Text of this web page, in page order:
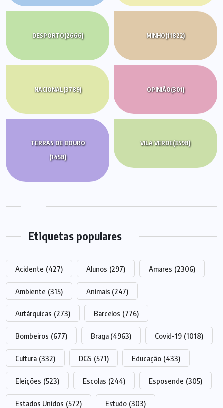
DESPORTO(2666) MINHO(11822)
NACIONAL(3789) OPINIÃO(301)
TERRAS DE BOURO
(1458)
VILA VERDE(3598)
Etiquetas populares
Acidente (427) Alunos (297) Amares (2306)
Ambiente (315) Animais (247)
Autárquicas (273) Barcelos (776)
Bombeiros (677) Braga (4963) Covid-19 (1018)
Cultura (332) DGS (571) Educação (433)
Eleições (523) Escolas (244) Esposende (305)
Estados Unidos (572) Estudo (303)